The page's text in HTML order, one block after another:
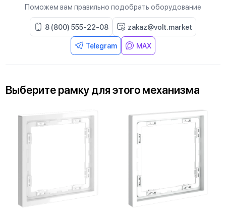
Поможем вам правильно подобрать оборудование
8 (800) 555-22-08 zakaz@volt.market
Telegram MAX
Выберитерамку дляэтого механизма